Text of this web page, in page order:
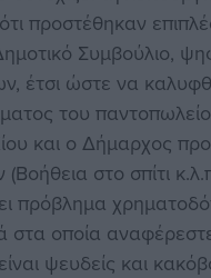
προστέθηκαν
Συμβούλιο,
έτσι ώστε να
του
και ο Δήμαρχος
στο σπίτι
πρόβλημα
οποία
ψευδείς και